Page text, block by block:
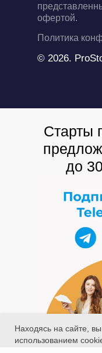
О компании
Отзывы
Вакансии
Карта сайта
НАВИГАЦИЯ
Политика
офертой.
© 2026.
Старты
до
Находясь на сайте,
использованием